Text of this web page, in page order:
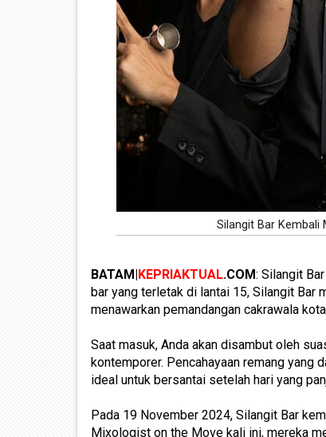
Silangit Bar Kembali
BATAM|KEPRIAKTUAL.COM: Silangit
bar yang terletak di lantai 15, Silangit Bar
menawarkan pemandangan cakrawala
Saat masuk, Anda akan disambut oleh
kontemporer. Pencahayaan remang yang
ideal untuk bersantai setelah hari yang
Pada 19 November 2024, Silangit Bar
Mixologist on the Move kali ini, mereka